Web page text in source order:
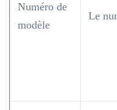
Numéro de
modèle
Le